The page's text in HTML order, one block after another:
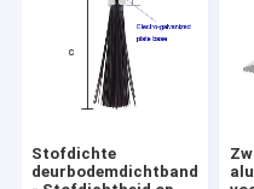
Stofdichte
deurbodemdichtband